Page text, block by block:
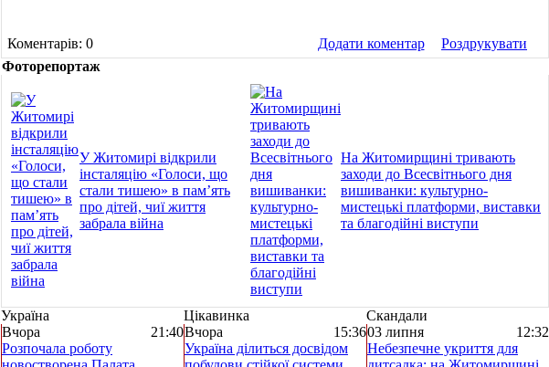
Коментарів: 0 Додати коментар
Роздрукувати
Фоторепортаж
У Житомирі відкрили
інсталяцію «Голоси, що
стали тишею» в пам’ять
про дітей, чиї життя
забрала війна
На Житомирщині тривають
заходи до Всесвітнього дня
вишиванки: культурно-
мистецькі платформи, виставки
та благодійні виступи
Україна Цікавинка
Скандали
Вчора
21:40
Розпочала роботу
Вчора
15:36
Україна ділиться досвідом
03 липня
12:32
Небезпечне укриття для